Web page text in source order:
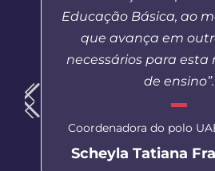
Educação Básica, ao
que avança em
necessários para esta
de ensino”.
Coordenadora do polo
Scheyla Tatiana